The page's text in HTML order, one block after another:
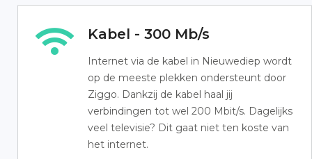
Kabel - 300 Mb/s
Internet via de kabel in Nieuwediep wordt
op de meeste plekken ondersteunt door
Ziggo. Dankzij de kabel haal jij
verbindingen tot wel 200 Mbit/s. Dagelijks
veel televisie? Dit gaat niet ten koste van
het internet.